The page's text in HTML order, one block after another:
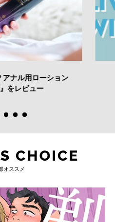
ナル用ローション
をレビュー
オススメ